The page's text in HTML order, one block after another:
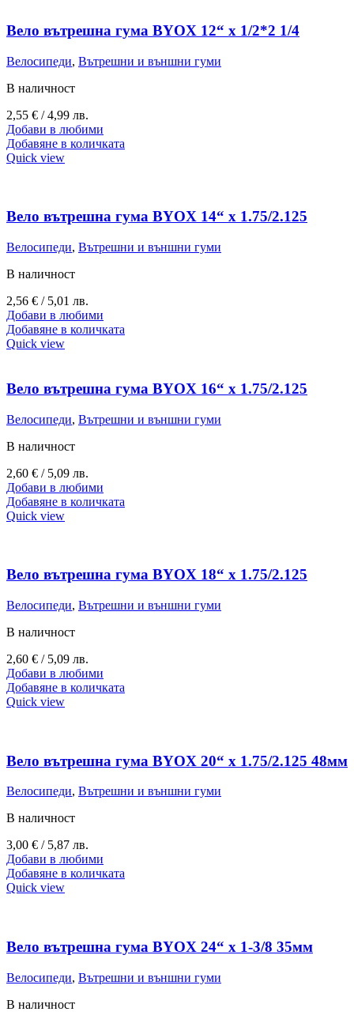
Вело вътрешна гума BYOX 12“ х 1/2*2 1/4
Велосипеди, Вътрешни и външни гуми
В наличност
2,55 € / 4,99 лв.
Добави в любими
Добавяне в количката
Quick view
Вело вътрешна гума BYOX 14“ x 1.75/2.125
Велосипеди, Вътрешни и външни гуми
В наличност
2,56 € / 5,01 лв.
Добави в любими
Добавяне в количката
Quick view
Вело вътрешна гума BYOX 16“ х 1.75/2.125
Велосипеди, Вътрешни и външни гуми
В наличност
2,60 € / 5,09 лв.
Добави в любими
Добавяне в количката
Quick view
Вело вътрешна гума BYOX 18“ х 1.75/2.125
Велосипеди, Вътрешни и външни гуми
В наличност
2,60 € / 5,09 лв.
Добави в любими
Добавяне в количката
Quick view
Вело вътрешна гума BYOX 20“ х 1.75/2.125 48мм
Велосипеди, Вътрешни и външни гуми
В наличност
3,00 € / 5,87 лв.
Добави в любими
Добавяне в количката
Quick view
Вело вътрешна гума BYOX 24“ х 1-3/8 35мм
Велосипеди, Вътрешни и външни гуми
В наличност